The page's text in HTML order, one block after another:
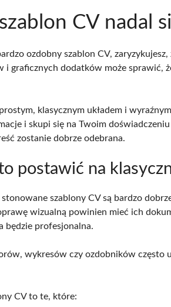
CV nadal
ozdobny szablon CV,
i graficznych dodatków może sprawić,
klasycznym układem i
i skupi się na Twoim
zostanie dobrze odebrana.
postawić na
szablony CV są bardzo
wizualną powinien mieć ich
będzie profesjonalna.
wykresów czy ozdobników często
CV to te, które: